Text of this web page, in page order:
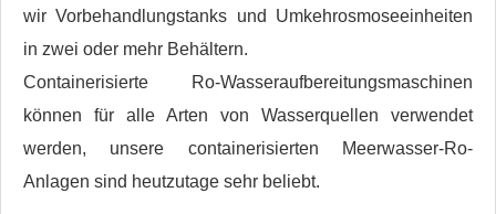
wir Vorbehandlungstanks und Umkehrosmoseeinheiten
in zwei oder mehr Behältern.
Containerisierte Ro-Wasseraufbereitungsmaschinen
können für alle Arten von Wasserquellen verwendet
werden, unsere containerisierten Meerwasser-Ro-
Anlagen sind heutzutage sehr beliebt.